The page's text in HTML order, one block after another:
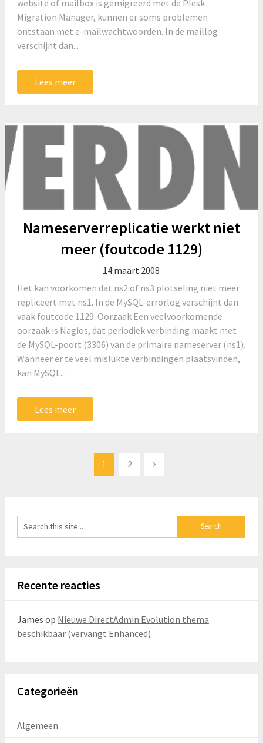
website of mailbox is gemigreerd met de Plesk
Migration Manager, kunnen er soms problemen
ontstaan met e-mailwachtwoorden. In de maillog
verschijnt dan...
Lees meer
Nameserverreplicatie werkt niet
meer (foutcode 1129)
14 maart 2008
Het kan voorkomen dat ns2 of ns3 plotseling niet meer
repliceert met ns1. In de MySQL-errorlog verschijnt dan
vaak foutcode 1129. Oorzaak Een veelvoorkomende
oorzaak is Nagios, dat periodiek verbinding maakt met
de MySQL-poort (3306) van de primaire nameserver (ns1).
Wanneer er te veel mislukte verbindingen plaatsvinden,
kan MySQL...
Lees meer
1 2
Recente reacties
James op Nieuwe DirectAdmin Evolution thema
beschikbaar (vervangt Enhanced)
Categorieën
Algemeen